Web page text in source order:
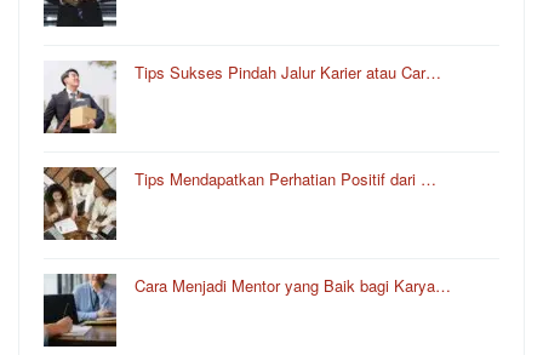
Tips Sukses Pindah Jalur Karier atau Car…
Tips Mendapatkan Perhatian Positif dari …
Cara Menjadi Mentor yang Baik bagi Karya…